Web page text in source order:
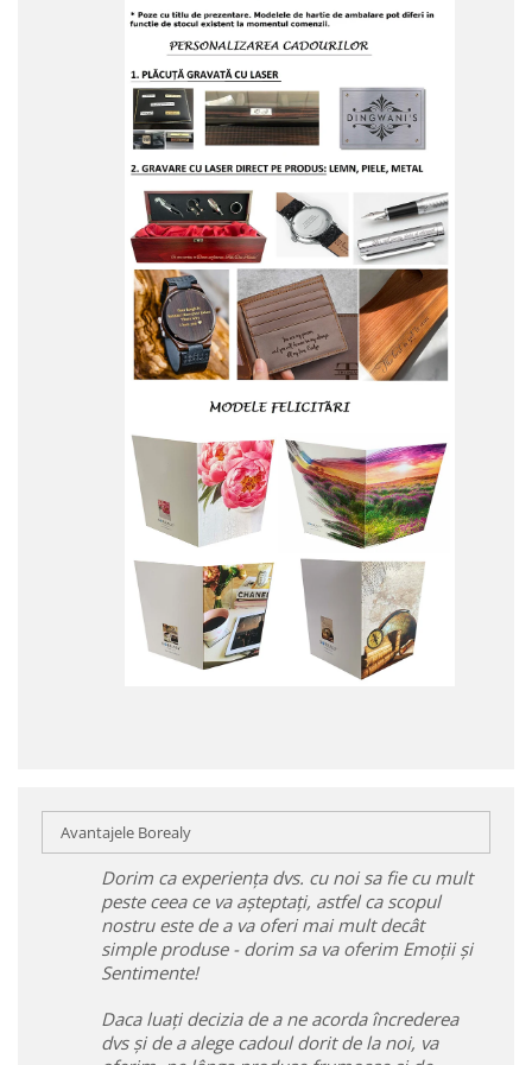
Avantajele Borealy
Dorim ca experiența dvs. cu noi sa fie cu mult
peste ceea ce va așteptați, astfel ca scopul
nostru este de a va oferi mai mult decât
simple produse - dorim sa va oferim Emoții și
Sentimente!
Daca luați decizia de a ne acorda încrederea
dvs și de a alege cadoul dorit de la noi, va